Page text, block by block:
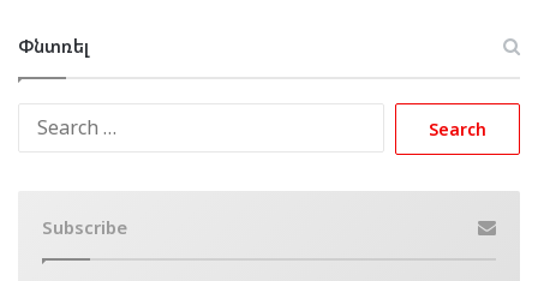
Փնտռել
Subscribe